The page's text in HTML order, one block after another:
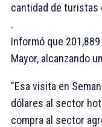
cantidad de turistas
.
Informó que
Mayor, alcanzando
"Esa visita en
dólares al sector
compra al sector